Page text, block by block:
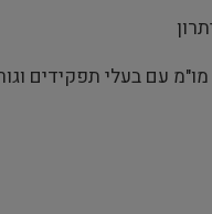
מו"מ עם בעלי תפקידים